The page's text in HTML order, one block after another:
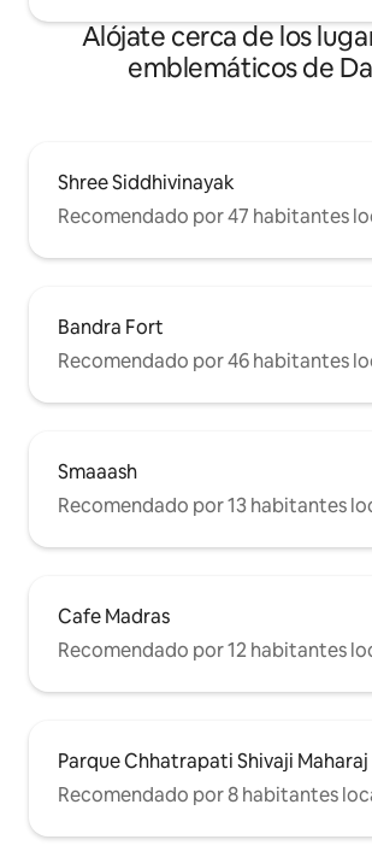
Alójate cerca de los
emblemáticos de
Shree Siddhivinayak
Recomendado por 47 habitantes
Bandra Fort
Recomendado por 46 habitantes
Smaaash
Recomendado por 13 habitantes
Cafe Madras
Recomendado por 12 habitantes
Parque Chhatrapati Shivaji Maharaj
Recomendado por 8 habitantes